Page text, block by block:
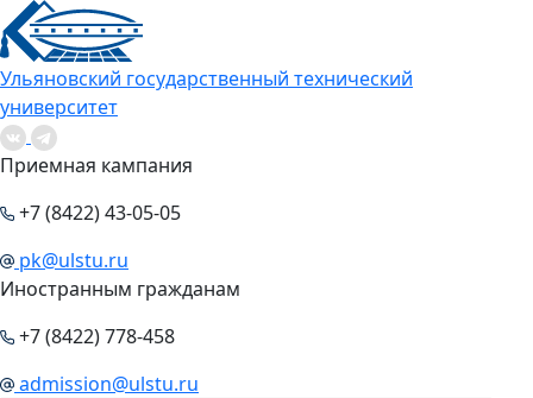
Ульяновский государственный технический
университет
Приемная кампания
+7 (8422) 43-05-05
pk@ulstu.ru
Иностранным гражданам
+7 (8422) 778-458
admission@ulstu.ru